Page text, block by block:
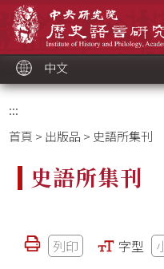
中文
:::
首頁 > 出版品 > 史語所集刊
史語所集刊
列印 字型